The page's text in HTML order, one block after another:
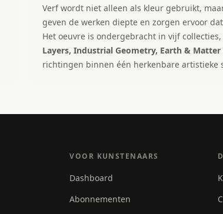
Verf wordt niet alleen als kleur gebruikt,
geven de werken diepte en zorgen ervoor
Het oeuvre is ondergebracht in vijf
Layers, Industrial Geometry, Earth & Matter
richtingen binnen één herkenbare artistieke
VOOR KUNSTENAARS
Dashboard
Abonnementen